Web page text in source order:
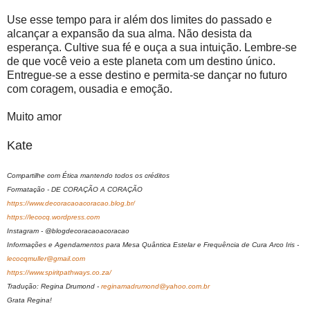
Use esse tempo para ir além dos limites do passado e
alcançar a expansão da sua alma. Não desista da
esperança. Cultive sua fé e ouça a sua intuição. Lembre-se
de que você veio a este planeta com um destino único.
Entregue-se a esse destino e permita-se dançar no futuro
com coragem, ousadia e emoção.
Muito amor
Kate
Compartilhe com Ética mantendo todos os créditos
Formatação - DE CORAÇÃO A CORAÇÃO
https://www.decoracaoacoracao.blog.br/
https://lecocq.wordpress.com
Instagram - @blogdecoracaoacoracao
Informações e Agendamentos para Mesa Quântica Estelar e Frequência de Cura Arco Iris -
lecocqmuller@gmail.com
https://www.spiritpathways.co.za/
Tradução: Regina Drumond - reginamadrumond@yahoo.com.br
Grata Regina!